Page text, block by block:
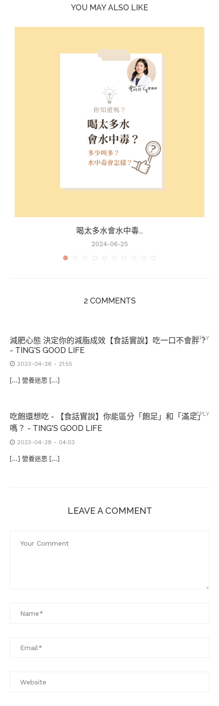
YOU MAY ALSO LIKE
喝太多水會水中毒...
2024-06-25
2 COMMENTS
減肥心態 決定你的減脂成效【食話實說】吃一口不會胖？
- TING'S GOOD LIFE
2023-04-26 - 21:55
[…] 營養迷思 […]
REPLY
吃飽還想吃 - 【食話實說】你能區分「飽足」和「滿足」
嗎？ - TING'S GOOD LIFE
2023-04-28 - 04:03
[…] 營養迷思 […]
REPLY
LEAVE A COMMENT